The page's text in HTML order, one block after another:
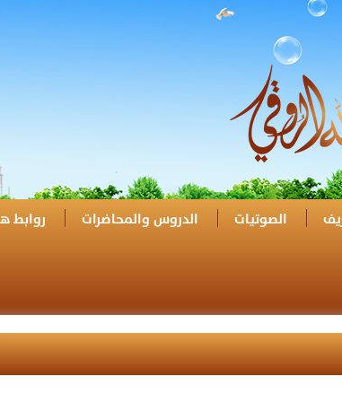
الصوتيات الدروس والمحاضرات روابط